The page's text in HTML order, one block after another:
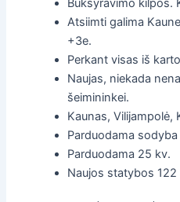
Atsiimti galima
+3e.
Perkant visas iš
Naujas, niekada
šeimininkei.
Kaunas, Vilijampolė,
Parduodama sodyba
Parduodama 25 kv.
Naujos statybos 122